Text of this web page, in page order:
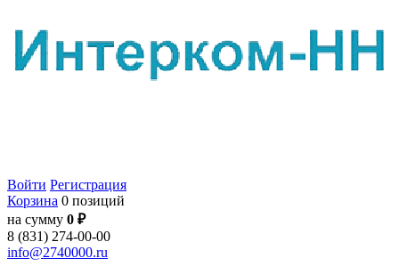
Войти Регистрация
Корзина 0 позиций
на сумму 0 ₽
8 (831) 274-00-00
info@2740000.ru